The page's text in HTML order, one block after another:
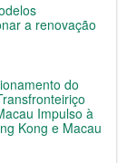
a renovação
do
Impulso à
Kong e Macau